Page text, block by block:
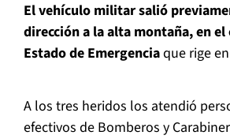
El vehículo militar salió
dirección a la alta montaña, en
Estado de Emergenciaque rige
A los tres heridos los atendió
efectivos de Bomberos y